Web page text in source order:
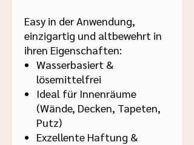
Easy in der Anwendung,
einzigartig und altbewehrt in
ihren Eigenschaften:
Wasserbasiert &
lösemittelfrei
Ideal für Innenräume
(Wände, Decken, Tapeten,
Putz)
Exzellente Haftung &